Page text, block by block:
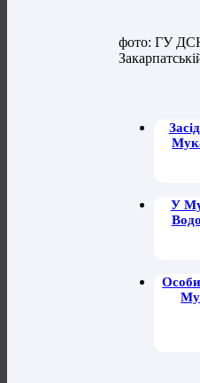
фото: ГУ
У